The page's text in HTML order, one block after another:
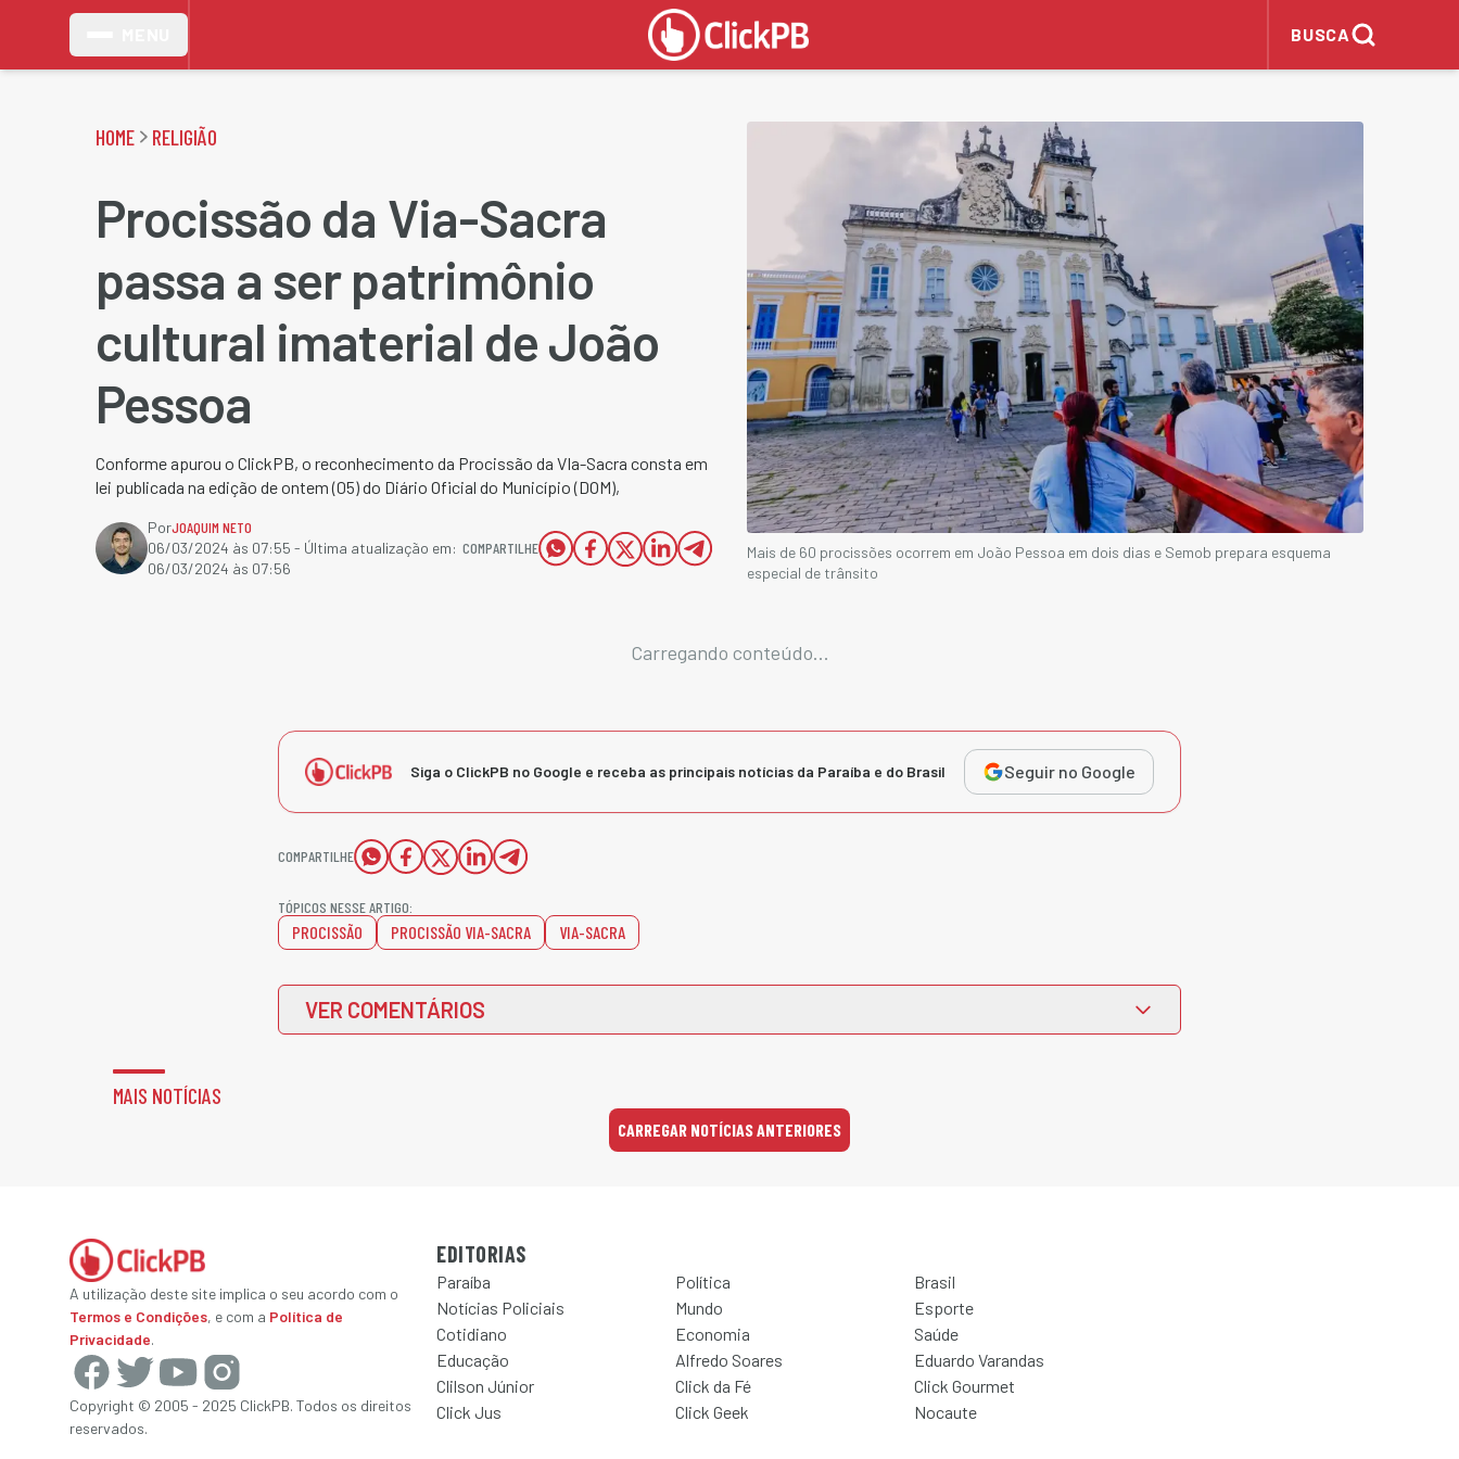
BUSCA
HOME RELIGIÃO
Procissão da Via-Sacra
passa a ser patrimônio
cultural imaterial de João
Pessoa
Conforme apurou o ClickPB, o reconhecimento da Procissão da VIa-Sacra consta em
lei publicada na edição de ontem (05) do Diário Oficial do Município (DOM),
PorJOAQUIM NETO
06/03/2024 às 07:55 - Última atualização em:
06/03/2024 às 07:56
COMPARTILHE
Mais de 60 procissões ocorrem em João Pessoa em dois dias e Semob prepara esquema
especial de trânsito
Carregando conteúdo...
Siga o ClickPB no Google e receba as principais notícias da Paraíba e do Brasil Seguir no Google
COMPARTILHE
TÓPICOS NESSE ARTIGO:
PROCISSÃO PROCISSÃO VIA-SACRA VIA-SACRA
VER COMENTÁRIOS
MAIS NOTÍCIAS
CARREGAR NOTÍCIAS ANTERIORES
A utilização deste site implica o seu acordo com o
Termos e Condições, e com a Política de
Privacidade.
Copyright © 2005 - 2025 ClickPB. Todos os direitos
reservados.
EDITORIAS
Paraíba Política
Brasil
Notícias Policiais
Mundo
Esporte
Cotidiano
Economia
Saúde
Educação
Alfredo Soares
Eduardo Varandas
Clilson Júnior
Click da Fé
Click Gourmet
Click Jus
Click Geek Nocaute